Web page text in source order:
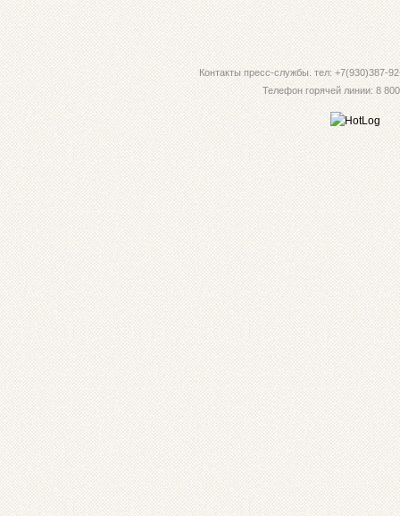
Контакты пресс-службы. тел: +7(930)387-
Телефон горячей линии: 8